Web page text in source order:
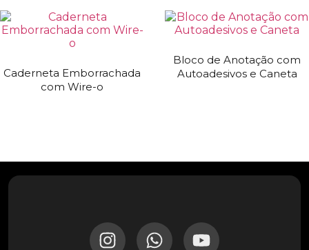
Caderneta Emborrachada
com Wire-o
Bloco de Anotação com
Autoadesivos e Caneta